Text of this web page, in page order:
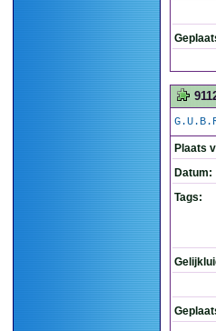
Plaats
Datum:
Tags: